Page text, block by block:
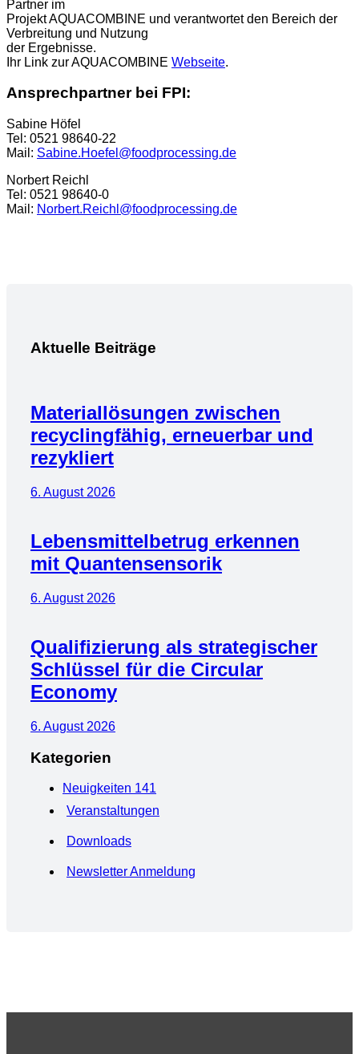
Partner im
Projekt AQUACOMBINE und verantwortet den Bereich der
Verbreitung und Nutzung
der Ergebnisse.
Ihr Link zur AQUACOMBINE Webseite.
Ansprechpartner bei FPI:
Sabine Höfel
Tel: 0521 98640-22
Mail: Sabine.Hoefel@foodprocessing.de
Norbert Reichl
Tel: 0521 98640-0
Mail: Norbert.Reichl@foodprocessing.de
Aktuelle Beiträge
Materiallösungen zwischen
recyclingfähig, erneuerbar und
rezykliert
6. August 2026
Lebensmittelbetrug erkennen
mit Quantensensorik
6. August 2026
Qualifizierung als strategischer
Schlüssel für die Circular
Economy
6. August 2026
Kategorien
Neuigkeiten 141
Veranstaltungen
Downloads
Newsletter Anmeldung